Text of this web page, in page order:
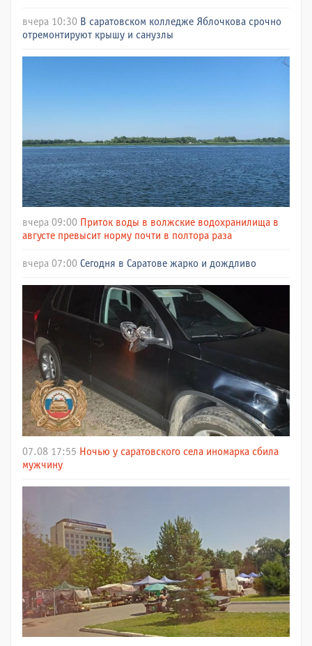
вчера 10:30 В саратовском колледже Яблочкова срочно
отремонтируют крышу и санузлы
вчера 09:00 Приток воды в волжские водохранилища в
августе превысит норму почти в полтора раза
вчера 07:00 Сегодня в Саратове жарко и дождливо
07.08 17:55 Ночью у саратовского села иномарка сбила
мужчину